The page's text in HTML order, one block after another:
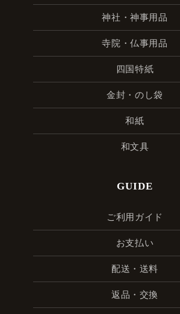
神社・神事用品
寺院・仏事用品
四国特紙
金封・のし袋
和紙
和文具
GUIDE
ご利用ガイド
お支払い
配送・送料
返品・交換